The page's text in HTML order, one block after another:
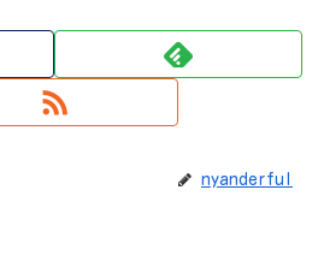
nyanderful